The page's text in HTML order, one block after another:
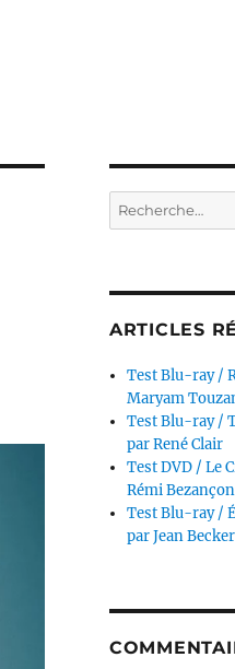
Recherche
pour :
ARTICLES
Test Blu-ray /
Maryam
Test Blu-ray /
par René Clair
Test DVD / Le
Rémi Bezançon
Test Blu-ray /
par Jean Becker